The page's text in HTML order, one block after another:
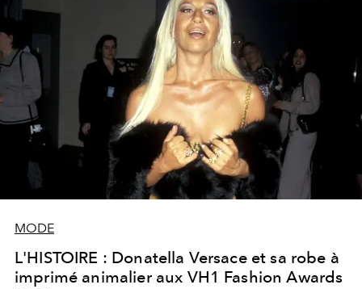
MODE
L'HISTOIRE : Donatella Versace et sa robe à
imprimé animalier aux VH1 Fashion Awards